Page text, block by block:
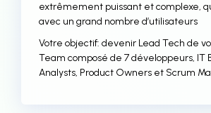
extrêmement puissant et complexe,
avec un grand nombre d’utilisateurs
Votre objectif: devenir Lead Tech de
Team composé de 7 développeurs, IT
Analysts, Product Owners et Scrum